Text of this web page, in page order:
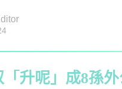
升呢」成8孫